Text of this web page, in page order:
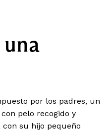
por los padres, un
pelo recogido y
con su hijo pequeño